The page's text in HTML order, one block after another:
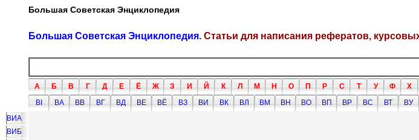
Большая Советская Энциклопедия
Большая Советская Энциклопедия. Статьи для написания рефератов,
А Б В Г Д Е Ё Ж З И Й К Л М Н О П Р С Т У Ф Х
ВI
ВА ВВ ВГ ВД ВЕ ВЁ ВЗ ВИ ВК ВЛ ВМ ВН ВО ВП ВР ВС ВТ ВУ
ВИА
ВИБ